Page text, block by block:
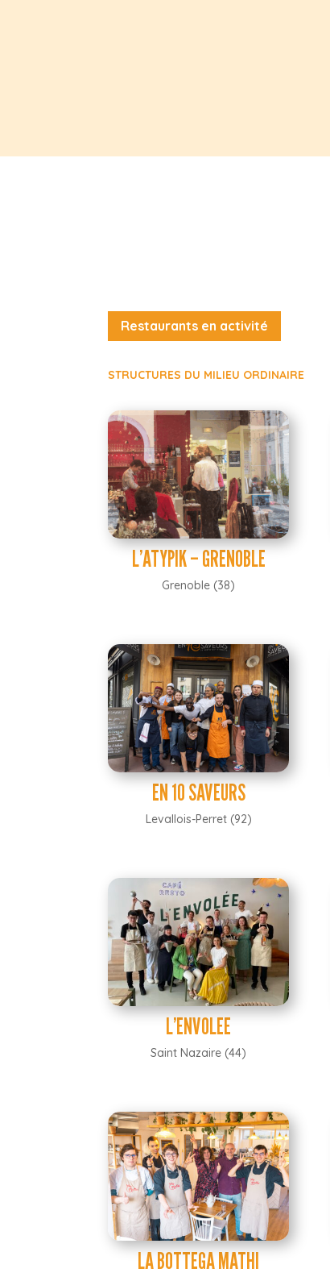
Restaurants en activité
STRUCTURES DU MILIEU ORDINAIRE
L’ATYPIK – GRENOBLE
Grenoble (38)
EN 10 SAVEURS
Levallois-Perret (92)
L’ENVOLEE
Saint Nazaire (44)
LA BOTTEGA MATHI